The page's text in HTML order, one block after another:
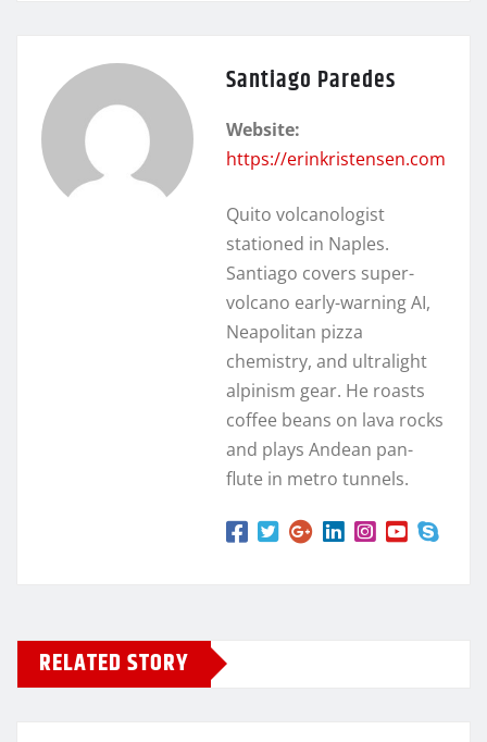
Santiago Paredes
Website:
https://erinkristensen.com
Quito volcanologist
stationed in Naples.
Santiago covers super-
volcano early-warning AI,
Neapolitan pizza
chemistry, and ultralight
alpinism gear. He roasts
coffee beans on lava rocks
and plays Andean pan-
flute in metro tunnels.
RELATED STORY